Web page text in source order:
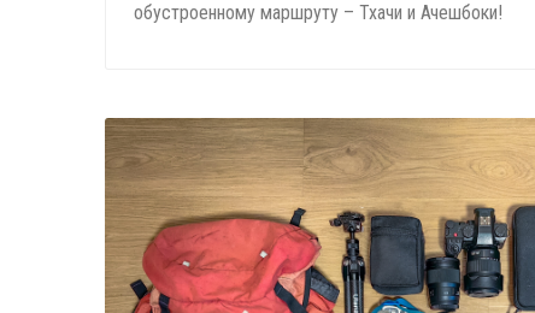
обустроенному маршруту – Тхачи и Ачешбоки!